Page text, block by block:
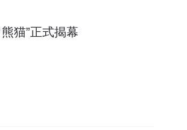
猫”正式揭幕